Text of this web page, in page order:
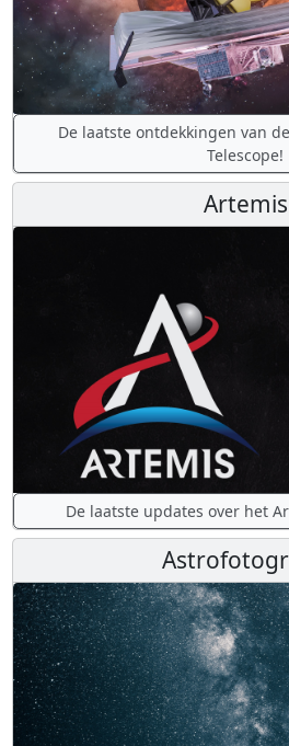
De laatste ontdekkingen van
Telescope!
Artemis
De laatste updates over het